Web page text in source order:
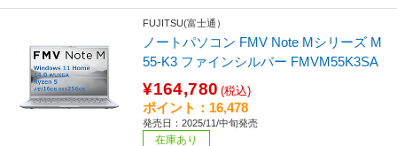
FUJITSU(富士通）
ノートパソコン FMV Note Mシリーズ M
55-K3 ファインシルバー FMVM55K3SA
¥164,780 (税込)
ポイント：16,478
発売日：2025/11/中旬発売
在庫あり